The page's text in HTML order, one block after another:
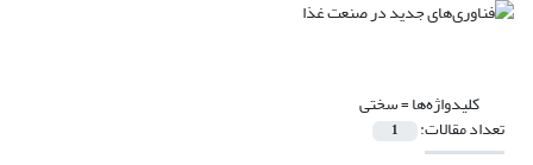
کلیدواژه‌ها =سختی
تعداد مقالات: 1